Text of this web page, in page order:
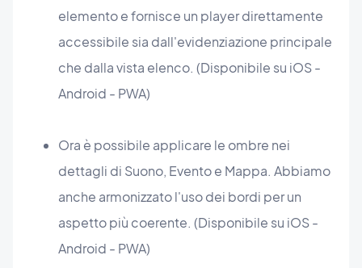
elemento e fornisce un player direttamente
accessibile sia dall'evidenziazione principale
che dalla vista elenco. (Disponibile su iOS -
Android - PWA)
Ora è possibile applicare le ombre nei
dettagli di Suono, Evento e Mappa. Abbiamo
anche armonizzato l'uso dei bordi per un
aspetto più coerente. (Disponibile su iOS -
Android - PWA)